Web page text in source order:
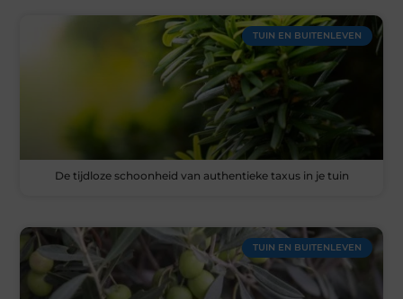
TUIN EN BUITENLEVEN
De tijdloze schoonheid van authentieke taxus in je tuin
TUIN EN BUITENLEVEN